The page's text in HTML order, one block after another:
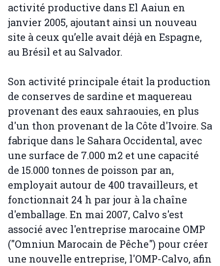
activité productive dans El Aaiun en
janvier 2005, ajoutant ainsi un nouveau
site à ceux qu’elle avait déjà en Espagne,
au Brésil et au Salvador.
Son activité principale était la production
de conserves de sardine et maquereau
provenant des eaux sahraouies, en plus
d'un thon provenant de la Côte d'Ivoire. Sa
fabrique dans le Sahara Occidental, avec
une surface de 7.000 m2 et une capacité
de 15.000 tonnes de poisson par an,
employait autour de 400 travailleurs, et
fonctionnait 24 h par jour à la chaîne
d'emballage. En mai 2007, Calvo s'est
associé avec l'entreprise marocaine OMP
("Omniun Marocain de Pêche") pour créer
une nouvelle entreprise, l'OMP-Calvo, afin